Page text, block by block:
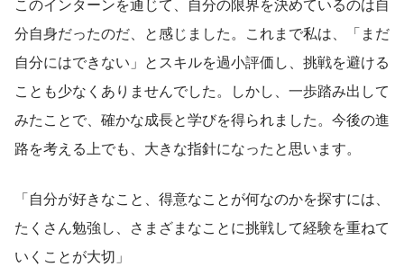
分自身だったのだ、と感じました。これまで私は、「まだ
自分にはできない」とスキルを過小評価し、挑戦を避ける
ことも少なくありませんでした。しかし、一歩踏み出して
みたことで、確かな成長と学びを得られました。今後の進
路を考える上でも、大きな指針になったと思います。
「自分が好きなこと、得意なことが何なのかを探すには、
たくさん勉強し、さまざまなことに挑戦して経験を重ねて
いくことが大切」